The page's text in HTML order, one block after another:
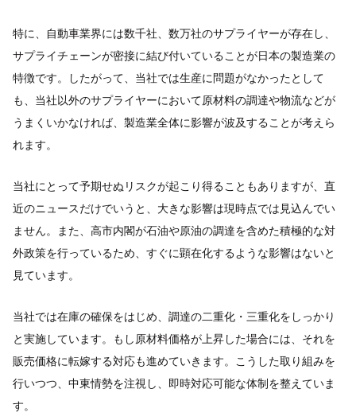
特に、自動車業界には数千社、数万社のサプライヤーが存在し、
サプライチェーンが密接に結び付いていることが日本の製造業の
特徴です。したがって、当社では生産に問題がなかったとして
も、当社以外のサプライヤーにおいて原材料の調達や物流などが
うまくいかなければ、製造業全体に影響が波及することが考えら
れます。
当社にとって予期せぬリスクが起こり得ることもありますが、直
近のニュースだけでいうと、大きな影響は現時点では見込んでい
ません。また、高市内閣が石油や原油の調達を含めた積極的な対
外政策を行っているため、すぐに顕在化するような影響はないと
見ています。
当社では在庫の確保をはじめ、調達の二重化・三重化をしっかり
と実施しています。もし原材料価格が上昇した場合には、それを
販売価格に転嫁する対応も進めていきます。こうした取り組みを
行いつつ、中東情勢を注視し、即時対応可能な体制を整えていま
す。